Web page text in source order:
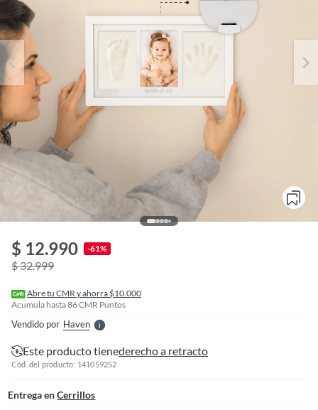
$ 12.990 -61%
$ 32.999
Abre tu CMR y ahorra $10.000
Acumula hasta86CMR Puntos
Vendido por HavenS
l
l
I
n
o
Este producto tienederecho a retracto
Cód. del producto: 141059252
Entrega en Cerrillos